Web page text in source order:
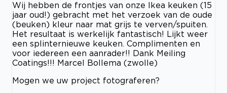
Wij hebben de frontjes van onze Ikea keuken (15
jaar oud!) gebracht met het verzoek van de oude
(beuken) kleur naar mat grijs te verven/spuiten.
Het resultaat is werkelijk fantastisch! Lijkt weer
een splinternieuwe keuken. Complimenten en
voor iedereen een aanrader!! Dank Meiling
Coatings!!! Marcel Bollema (zwolle)
Mogen we uw project fotograferen?